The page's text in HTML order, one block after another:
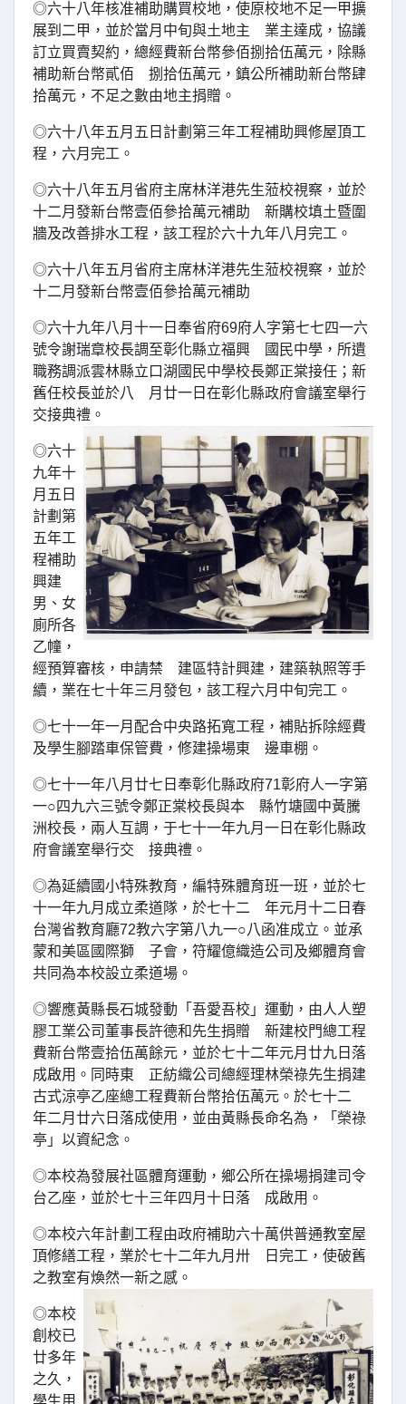
◎六十八年核准補助購買校地，使原校地不足一甲擴
展到二甲，並於當月中旬與土地主 業主達成，協議
訂立買賣契約，總經費新台幣參佰捌拾伍萬元，除縣
補助新台幣貳佰 捌拾伍萬元，鎮公所補助新台幣肆
拾萬元，不足之數由地主捐贈。
◎六十八年五月五日計劃第三年工程補助興修屋頂工
程，六月完工。
◎六十八年五月省府主席林洋港先生蒞校視察，並於
十二月發新台幣壹佰參拾萬元補助 新購校填土暨圍
牆及改善排水工程，該工程於六十九年八月完工。
◎六十八年五月省府主席林洋港先生蒞校視察，並於
十二月發新台幣壹佰參拾萬元補助
◎六十九年八月十一日奉省府69府人字第七七四一六
號令謝瑞章校長調至彰化縣立福興 國民中學，所遺
職務調派雲林縣立口湖國民中學校長鄭正棠接任；新
舊任校長並於八 月廿一日在彰化縣政府會議室舉行
交接典禮。
◎六十
九年十
月五日
計劃第
五年工
程補助
興建
男、女
廁所各
乙幢，
經預算審核，申請禁 建區特計興建，建築執照等手
續，業在七十年三月發包，該工程六月中旬完工。
◎七十一年一月配合中央路拓寬工程，補貼拆除經費
及學生腳踏車保管費，修建操場東 邊車棚。
◎七十一年八月廿七日奉彰化縣政府71彰府人一字第
一○四九六三號令鄭正棠校長與本 縣竹塘國中黃騰
洲校長，兩人互調，于七十一年九月一日在彰化縣政
府會議室舉行交 接典禮。
◎為延續國小特殊教育，編特殊體育班一班，並於七
十一年九月成立柔道隊，於七十二 年元月十二日春
台灣省教育廳72教六字第八九一○八函准成立。並承
蒙和美區國際獅 子會，符耀億織造公司及鄉體育會
共同為本校設立柔道場。
◎響應黃縣長石城發動「吾愛吾校」運動，由人人塑
膠工業公司董事長許德和先生捐贈 新建校門總工程
費新台幣壹拾伍萬餘元，並於七十二年元月廿九日落
成啟用。同時東 正紡織公司總經理林榮祿先生捐建
古式涼亭乙座總工程費新台幣拾伍萬元。於七十二
年二月廿六日落成使用，並由黃縣長命名為，「榮祿
亭」以資紀念。
◎本校為發展社區體育運動，鄉公所在操場捐建司令
台乙座，並於七十三年四月十日落 成啟用。
◎本校六年計劃工程由政府補助六十萬供普通教室屋
頂修繕工程，業於七十二年九月卅 日完工，使破舊
之教室有煥然一新之感。
◎本校
創校已
廿多年
之久，